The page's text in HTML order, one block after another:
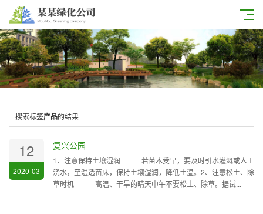
搜索标签产品的结果
12
2020-03
复兴公园
1、注意保持土壤湿润 若苗木受早，要及时引水灌溉或人工
浇水，至湿透苗床，保持土壤湿润，降低土温。2、注意松土、除
草时机 高温、干旱的晴天中午不要松土、除草。据试...